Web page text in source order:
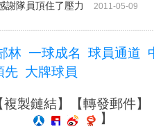
謝隊員頂住了壓力
2011-05-09
林 一球成名 球員通道
先 大牌球員
複製鏈結】【轉發郵件】
】